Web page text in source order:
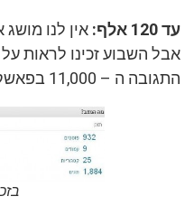
עד 120 אלף:
אין לנו
אבל השבוע זכינו לראות
התגובה ה – 11,000 בפאשקעוויל. אותנו זה מרגש. מאוד.